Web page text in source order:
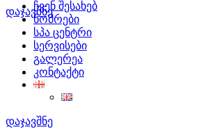
დაჯავშნეჩვენ შესახებ
ნომრები
სპა ცენტრი
სერვისები
გალერეა
კონტაქტი
დაჯავშნე